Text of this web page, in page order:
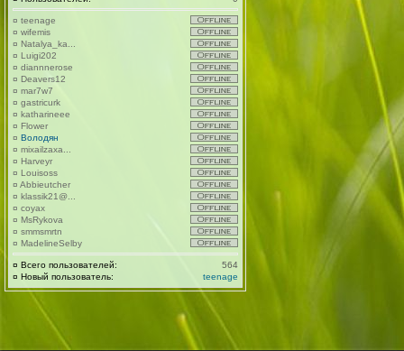
¤ teenage
¤ wifemis
¤ Natalya_ka...
¤ Luigi202
¤ diannnerose
¤ Deavers12
¤ mar7w7
¤ gastricurk
¤ katharineee
¤ Flower
¤ Володян
¤ mixailzaxa...
¤ Harveyr
¤ Louisoss
¤ Abbieutcher
¤ klassik21@...
¤ coyax
¤ MsRykova
¤ smmsmrtn
¤ MadelineSelby
¤ Всего пользователей:
564
¤ Новый пользователь: teenage